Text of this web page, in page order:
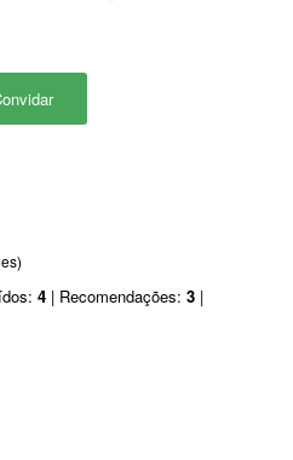
4 | Recomendações: 3 |